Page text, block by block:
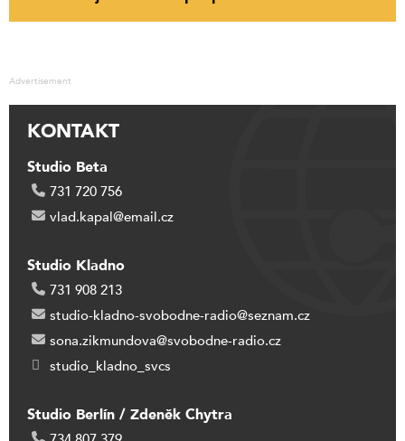
Advertisement
KONTAKT
Studio Beta
731 720 756
vlad.kapal@email.cz
Studio Kladno
731 908 213
studio-kladno-svobodne-radio@seznam.cz
sona.zikmundova@svobodne-radio.cz
studio_kladno_svcs
Studio Berlín / Zdeněk Chytra